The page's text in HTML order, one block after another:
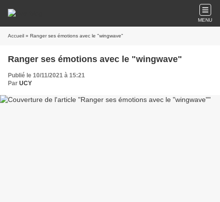
MENU
Accueil » Ranger ses émotions avec le "wingwave"
Ranger ses émotions avec le "wingwave"
Publié le 10/11/2021 à 15:21
Par UCY